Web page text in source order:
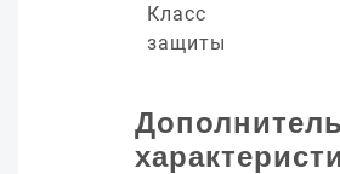
Класс
защиты